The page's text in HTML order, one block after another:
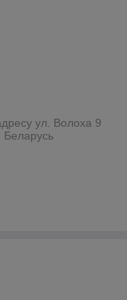
ул. Волоха 9